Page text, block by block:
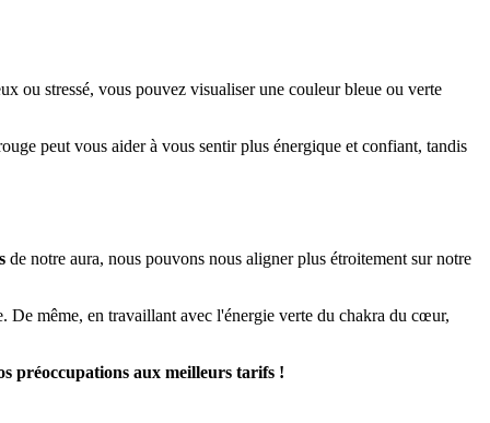
ou stressé, vous pouvez visualiser une couleur bleue ou verte
peut vous aider à vous sentir plus énergique et confiant, tandis
de notre aura, nous pouvons nous aligner plus étroitement sur notre
même, en travaillant avec l'énergie verte du chakra du cœur,
préoccupations aux meilleurs tarifs !